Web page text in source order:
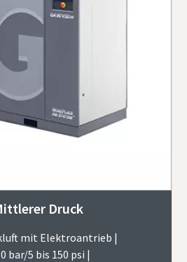
Druck
mit Elektroantrieb |
bar/5 bis 150 psi |